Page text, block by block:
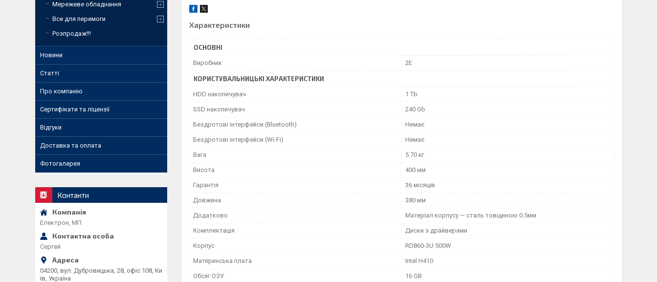
Характеристики
ОСНОВНІ
Виробник 2E
КОРИСТУВАЛЬНИЦЬКІ ХАРАКТЕРИСТИКИ
HDD накопичувач 1 Tb
SSD накопичувач 240 Gb
Бездротові інтерфейси (Bluetooth) Немає
Бездротові інтерфейси (Wi-Fi) Немає
Вага 5.70 кг
Висота 400 мм
Гарантія 36 місяців
Довжина 380 мм
Додатково Матеріал корпусу — сталь товщиною 0.5мм
Комплектація Диски з драйверами
Корпус RD860-3U 500W
Материнська плата Intel H410
Обсяг ОЗУ 16 GB
Мережеве обладнання
Все для перемоги
Розпродаж!!!
Новини
Статті
Про компанію
Сертифікати та ліцензії
Відгуки
Доставка та оплата
Фотогалерея
Контакти
Електрон, МП
Сергей
04200, вул. Дубровицька, 28, офіс 108, Ки
їв, Україна